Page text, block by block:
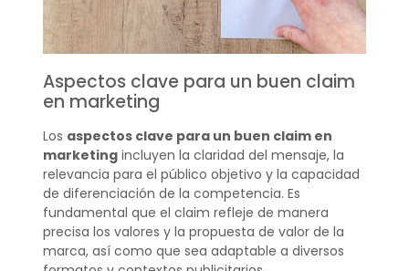
Aspectos clave para un buen claim
en marketing
Los aspectos clave para un buen claim en
marketingincluyen la claridad del mensaje, la
relevancia para el público objetivo y la capacidad
de diferenciación de la competencia. Es
fundamental que el claim refleje de manera
precisa los valores y la propuesta de valor de la
marca, así como que sea adaptable a diversos